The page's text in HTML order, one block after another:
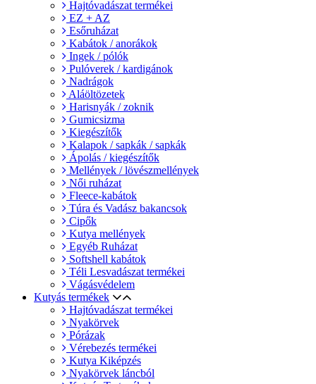
Hajtóvadászat termékei
EZ + AZ
Esőruházat
Kabátok / anorákok
Ingek / pólók
Pulóverek / kardigánok
Nadrágok
Aláöltözetek
Harisnyák / zoknik
Gumicsizma
Kiegészítők
Kalapok / sapkák / sapkák
Ápolás / kiegészítők
Mellények / lövészmellények
Női ruházat
Fleece-kabátok
Túra és Vadász bakancsok
Cipők
Kutya mellények
Egyéb Ruházat
Softshell kabátok
Téli Lesvadászat termékei
Vágásvédelem
Kutyás termékek
Hajtóvadászat termékei
Nyakörvek
Pórázak
Vérebezés termékei
Kutya Kiképzés
Nyakörvek láncból